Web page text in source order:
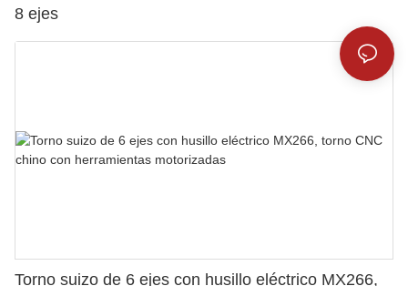
8 ejes
Torno suizo de 6 ejes con husillo eléctrico MX266,